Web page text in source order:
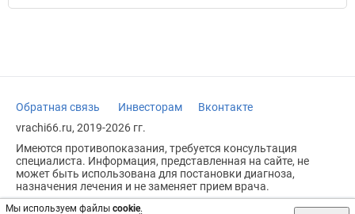
Мы используем файлы cookie.
Обратная связь Инвесторам
Вконтакте
vrachi66.ru, 2019-2026 гг.
Имеются противопоказания, требуется консультация
специалиста. Информация, представленная на сайте, не
может быть использована для постановки диагноза,
назначения лечения и не заменяет прием врача.
Возрастное ограничение: 18+